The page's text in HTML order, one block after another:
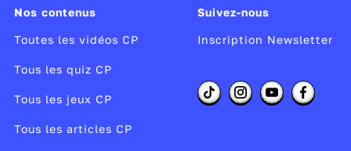
➡️ Puma
➡️ Vautour
Tu veux savoir comment se forment les montagnes ?
La réponse est ici.
Nos contenus
Toutes les vidéos CP
Tous les quiz CP
Tous les jeux CP
Tous les articles CP
Suivez-nous
Inscription Newsletter